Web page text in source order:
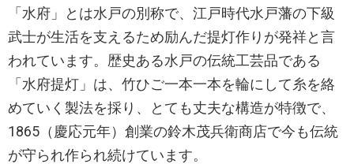
「水府」とは水戸の別称で、江戸時代水戸藩の下級
武士が生活を支えるため励んだ提灯作りが発祥と言
われています。歴史ある水戸の伝統工芸品である
「水府提灯」は、竹ひご一本一本を輪にして糸を絡
めていく製法を採り、とても丈夫な構造が特徴で、
1865（慶応元年）創業の鈴木茂兵衛商店で今も伝統
が守られ作られ続けています。